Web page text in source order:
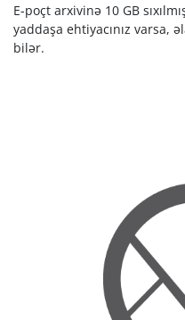
E-poçt arxivinə 10 GB
yaddaşa ehtiyacınız varsa,
bilər.